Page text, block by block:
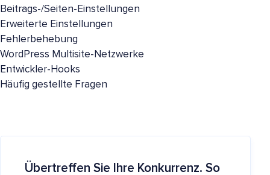
Beitrags-/Seiten-Einstellungen
Erweiterte Einstellungen
Fehlerbehebung
WordPress Multisite-Netzwerke
Entwickler-Hooks
Häufig gestellte Fragen
Übertreffen Sie Ihre Konkurrenz. So